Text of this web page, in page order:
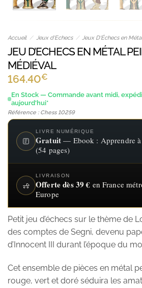
Accueil / Jeux d'Echecs / Jeux D'Échecs en
JEU D’ECHECS EN MÉTAL
MÉDIÉVAL
164.40€
En Stock — Commande avant midi,
aujourd'hui*
Référence : Chess 10259
LIVRE NUMÉRIQUE
Gratuit — Ebook : Apprendre à
(54 pages)
LIVRAISON
Offerte dès 39 € en France
Europe
Petit jeu d’échecs sur le thème de
des comptes de Segni, devenu
d’Innocent III durant l’époque du
Cet ensemble de pièces en métal
rouge, vert et doré séduira les